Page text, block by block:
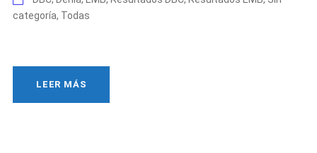
categoría, Todas
LEER MÁS